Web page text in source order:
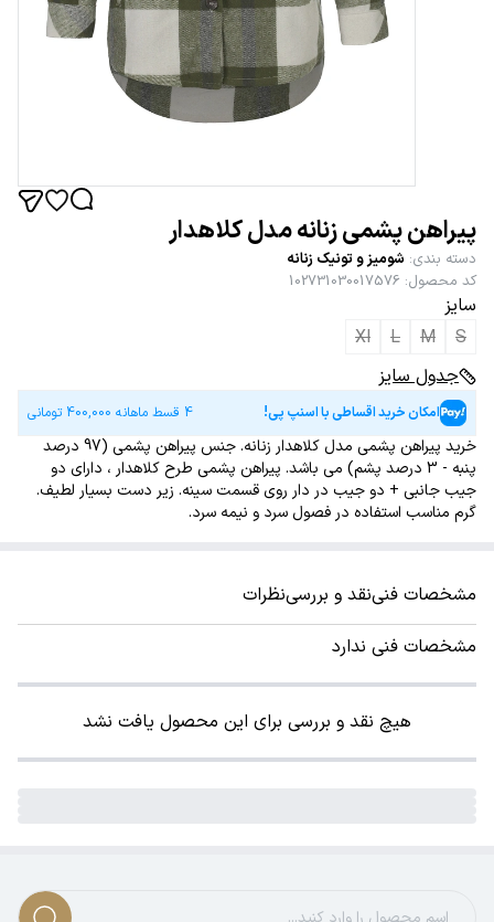
پیراهن پشمی زنانه مدل کلاهدار
دسته بندی: شومیز و تونیک زنانه
کد محصول:
102731030017576
سایز
S
M
L
Xl
جدول سایز
امکان خرید اقساطی با اسنپ پی! 4 قسط ماهانه 400,000 تومانی
خرید پیراهن پشمی مدل کلاهدار زنانه. جنس پیراهن پشمی (97 درصد
پنبه - 3 درصد پشم) می باشد. پیراهن پشمی طرح کلاهدار ، دارای دو
جیب جانبی + دو جیب در دار روی قسمت سینه. زیر دست بسیار لطیف.
گرم مناسب استفاده در فصول سرد و نیمه سرد.
مشخصات فنینقد و بررسینظرات
مشخصات فنی ندارد
هیچ نقد و بررسی برای این محصول یافت نشد